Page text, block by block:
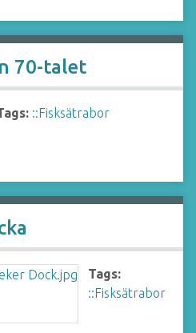
70-talet
::Fisksätrabor
Tags:
::Fisksätrabor